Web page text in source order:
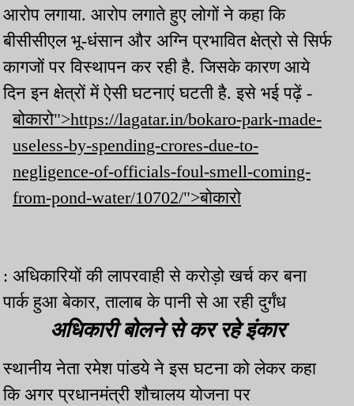
आरोप लगाया. आरोप लगाते हुए लोगों ने कहा कि
बीसीसीएल भू-धंसान और अग्नि प्रभावित क्षेत्रो से सिर्फ
कागजों पर विस्थापन कर रही है. जिसके कारण आये
दिन इन क्षेत्रों में ऐसी घटनाएं घटती है. इसे भई पढ़ें -
बोकारो">https://lagatar.in/bokaro-park-made-
useless-by-spending-crores-due-to-
negligence-of-officials-foul-smell-coming-
from-pond-water/10702/">बोकारो
: अधिकारियों की लापरवाही से करोड़ो खर्च कर बना
पार्क हुआ बेकार, तालाब के पानी से आ रही दुर्गंध
अधिकारी बोलने से कर रहे इंकार
स्थानीय नेता रमेश पांडये ने इस घटना को लेकर कहा
कि अगर प्रधानमंत्री शौचालय योजना पर